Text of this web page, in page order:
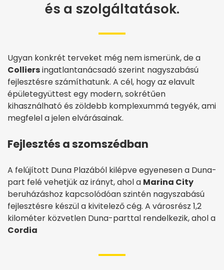
és a szolgáltatások.
Ugyan konkrét terveket még nem ismerünk, de a
Colliersingatlantanácsadó szerint nagyszabású
fejlesztésre számíthatunk. A cél, hogy az elavult
épületegyüttest egy modern, sokrétűen
kihasználható és zöldebb komplexummá tegyék, ami
megfelel a jelen elvárásainak.
Fejlesztés a szomszédban
A felújított Duna Plazából kilépve egyenesen a Duna-
part felé vehetjük az irányt, ahol a Marina City
beruházáshoz kapcsolódóan szintén nagyszabású
fejlesztésre készül a kivitelező cég. A városrész 1,2
kilométer közvetlen Duna-parttal rendelkezik, ahol a
Cordia